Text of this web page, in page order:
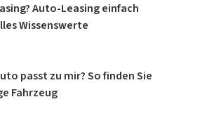
Auto-Leasing einfach
Wissenswerte
passt zu mir? So finden Sie
Fahrzeug